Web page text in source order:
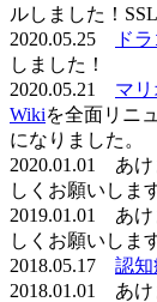
ルしました！
2020.05.25
ド
しました！
2020.05.21 マ
Wikiを全面リニ
になりました。
2020.01.01 あけ
しくお願いしま
2019.01.01 あけ
しくお願いしま
2018.05.17 認
2018.01.01 あけ